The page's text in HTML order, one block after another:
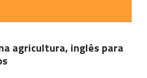
agricultura, inglês para